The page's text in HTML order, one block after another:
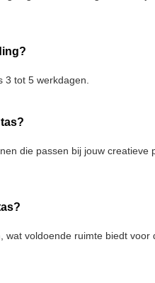
tot 5 werkdagen.
die passen bij jouw creatieve
voldoende ruimte biedt voor